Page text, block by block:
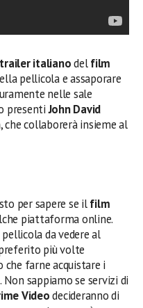
trailer italianodelfilm
pellicola e assaporare
nelle sale
presentiJohn David
, che collaborerà insieme al
per sapere se ilfilm
piattaforma online.
da vedere al
più volte
farne acquistare i
. Non sappiamo se servizi di
Videodecideranno di